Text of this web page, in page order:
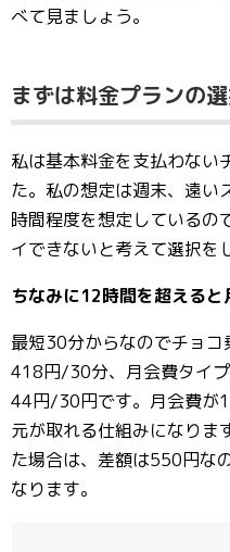
べて見ましょう。
まずは料金プランの
私は基本料金を支払わない
た。私の想定は週末、遠い
時間程度を想定しているの
イできないと考えて選択を
ちなみに12時間を超えると
最短30分からなのでチョ
418円/30分、月会費タイ
44円/30円です。月会費が
元が取れる仕組みになりま
た場合は、差額は550円な
なります。